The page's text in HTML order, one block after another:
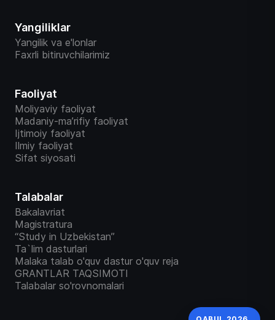
Yangiliklar
Yangilik va e'lonlar
Faxrli bitiruvchilarimiz
Faoliyat
Moliyaviy faoliyat
Madaniy-ma’rifiy faoliyat
Ijtimoiy faoliyat
Ilmiy faoliyat
Sifat siyosati
Talabalar
Bakalavriat
Magistratura
“Study in Uzbekistan”
Ta`lim dasturlari
Malaka talab o'quv dastur o'quv reja
GRANTLAR TAQSIMOTI
Talabalar so'rovnomalari